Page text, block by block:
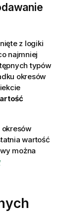
z logiki
najmniej
typów
okresów
wartość
można